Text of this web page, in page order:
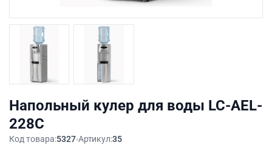
Напольный кулер для воды LC-AEL-
228С
Код товара:5327 Артикул:35